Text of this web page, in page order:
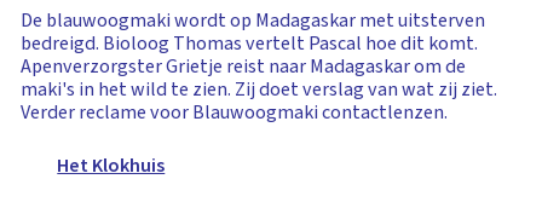
De blauwoogmaki wordt op Madagaskar met uitsterven
bedreigd. Bioloog Thomas vertelt Pascal hoe dit komt.
Apenverzorgster Grietje reist naar Madagaskar om de
maki's in het wild te zien. Zij doet verslag van wat zij ziet.
Verder reclame voor Blauwoogmaki contactlenzen.
Het Klokhuis